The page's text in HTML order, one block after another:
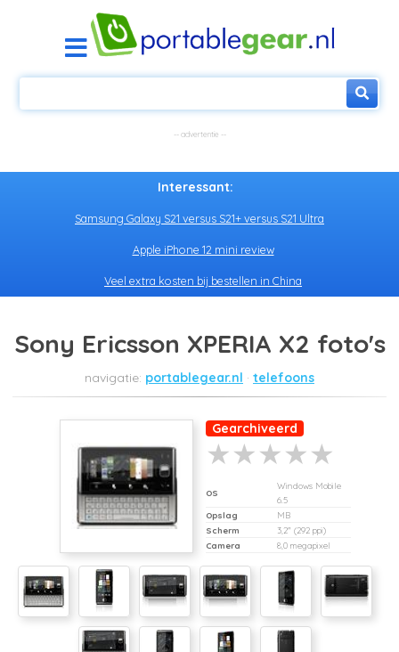
Interessant:
Samsung Galaxy S21 versus S21+ versus S21 Ultra
Apple iPhone 12 mini review
Veel extra kosten bij bestellen in China
Sony Ericsson XPERIA X2 foto's
portablegear.nl telefoons
Gearchiveerd
OS
Windows Mobile
6.5
Opslag
MB
Scherm
3,2" (292 ppi)
Camera
8,0 megapixel